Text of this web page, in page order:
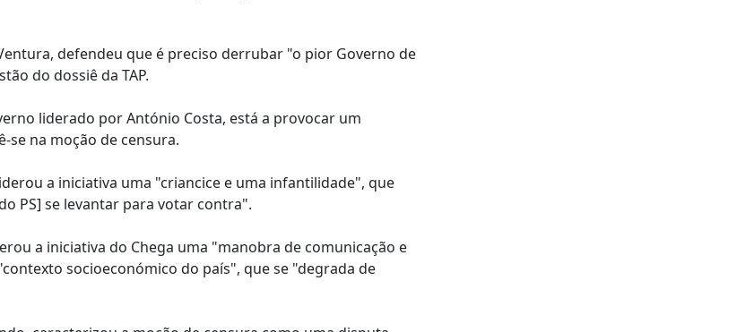
defendeu que é preciso derrubar "o pior Governo de
do dossiê da TAP.
liderado por António Costa, está a provocar um
na moção de censura.
a iniciativa uma "criancice e uma infantilidade", que
PS] se levantar para votar contra".
a iniciativa do Chega uma "manobra de comunicação e
socioeconómico do país", que se "degrada de